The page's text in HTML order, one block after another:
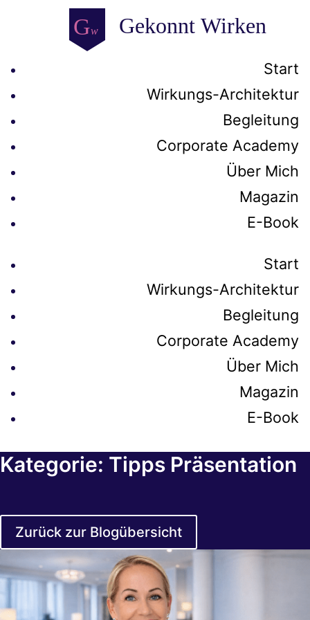
Start
Wirkungs-Architektur
Begleitung
Corporate Academy
Über Mich
Magazin
E-Book
Start
Wirkungs-Architektur
Begleitung
Corporate Academy
Über Mich
Magazin
E-Book
Kategorie: Tipps Präsentation
Zurück zur Blogübersicht